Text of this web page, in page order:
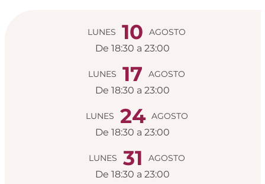
Horarios y datos
LUNES 10 AGOSTO
De 18:30 a 23:00
LUNES 17 AGOSTO
De 18:30 a 23:00
LUNES 24 AGOSTO
De 18:30 a 23:00
LUNES 31 AGOSTO
De 18:30 a 23:00